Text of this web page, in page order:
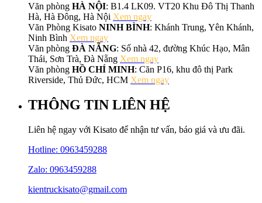
Văn phòng HÀ NỘI: B1.4 LK09. VT20 Khu Đô Thị Thanh
Hà, Hà Đông, Hà Nội Xem ngay
Văn Phòng Kisato NINH BÌNH: Khánh Trung, Yên Khánh,
Ninh Bình Xem ngay
Văn phòng ĐÀ NẴNG: Số nhà 42, đường Khúc Hạo, Mân
Thái, Sơn Trà, Đà Nẵng Xem ngay
Văn phòng HỒ CHÍ MINH: Căn P16, khu đô thị Park
Riverside, Thủ Đức, HCM Xem ngay
THÔNG TIN LIÊN HỆ
Liên hệ ngay với Kisato để nhận tư vấn, báo giá và ưu đãi.
Hotline: 0963459288
Zalo: 0963459288
kientruckisato@gmail.com